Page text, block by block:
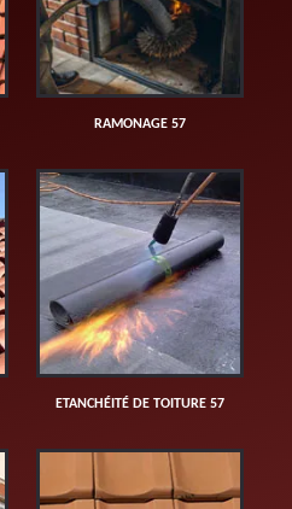
RAMONAGE 57
ETANCHÉITÉ DE TOITURE 57